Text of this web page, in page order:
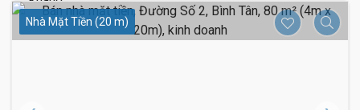
Nhà Mặt Tiền (20 m)